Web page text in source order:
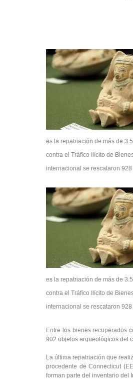
es la repatriación de más de
contra el Tráfico Ilícito de
internacional se rescataron
es la repatriación de más de
contra el Tráfico Ilícito de
internacional se rescataron
Entre los bienes recuperados
902 objetos arqueológicos del
La última repatriación que
procedente de Connecticut
forman parte del inventario del